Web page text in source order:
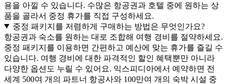
용을 아낄 수 있습니다. 수많은 항공권과 호텔 중에 원하는 상
품을 골라서 중정 휴가를 직접 구성하세요.
중정 패키지를 저렴하게 구매하는 방법은 무엇인가요?
항공권과 숙소를 원하는 대로 조합해 여행 경비를 절약하세요.
중정 패키지를 이용하면 간편하고 예산에 맞는 휴가를 즐길 수
있습니다. 여행 경비에 대한 파격적인 할인 혜택뿐만 아니라
다양한 옵션도 누릴 수 있어요. 익스피디아에서 예약하면 전
세계 500여 개의 파트너 항공사와 100만여 개의 숙박 시설 중